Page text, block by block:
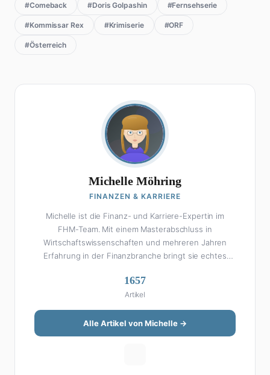
#Comeback #Doris Golpashin #Fernsehserie
#Kommissar Rex #Krimiserie #ORF
#Österreich
Michelle Möhring
FINANZEN & KARRIERE
Michelle ist die Finanz- und Karriere-Expertin im
FHM-Team. Mit einem Masterabschluss in
Wirtschaftswissenschaften und mehreren Jahren
Erfahrung in der Finanzbranche bringt sie echtes
Michelle klingt Altersvorsorge nicht wie eine
Steuererklärung. Ihre Stärke liegt darin, komplexe
Finanzthemen so aufzubereiten, dass sie jeder
versteht – ohne Fachchinesisch, dafür mit konkreten
Tipps zum Umsetzen. Von ETF-Strategien über
1657
Artikel
Alle Artikel von Michelle →